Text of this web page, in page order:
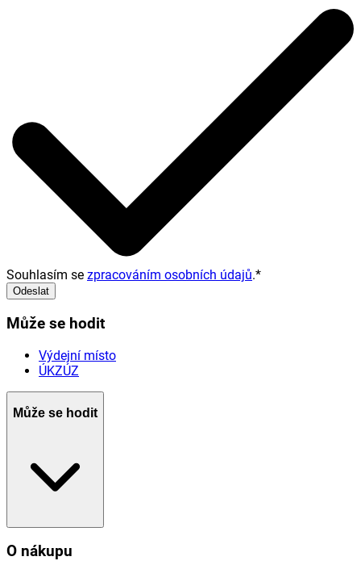
Souhlasím se zpracováním osobních údajů.*
Odeslat
Může se hodit
Výdejní místo
ÚKZÚZ
Může se hodit
O nákupu